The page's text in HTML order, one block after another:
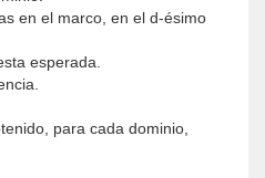
en el marco, en el d-ésimo
esperada.
para cada dominio,